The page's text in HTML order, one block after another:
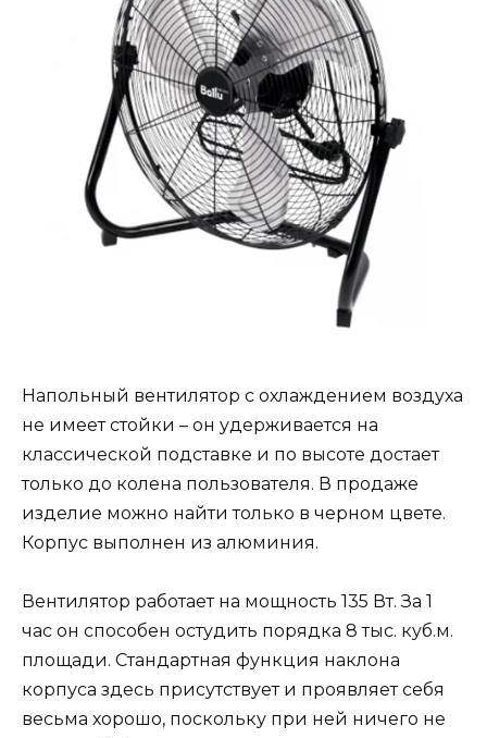
Напольный вентилятор с охлаждением воздуха
не имеет стойки – он удерживается на
классической подставке и по высоте достает
только до колена пользователя. В продаже
изделие можно найти только в черном цвете.
Корпус выполнен из алюминия.
Вентилятор работает на мощность 135 Вт. За 1
час он способен остудить порядка 8 тыс. куб.м.
площади. Стандартная функция наклона
корпуса здесь присутствует и проявляет себя
весьма хорошо, поскольку при ней ничего не